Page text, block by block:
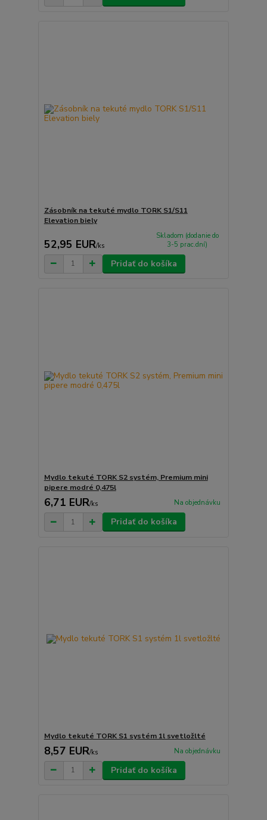
Zásobník na tekuté mydlo TORK S1/S11
Elevation biely
52,95 EUR/ks
Skladom (dodanie do
3-5 prac.dní)
Pridať do košíka
Mydlo tekuté TORK S2 systém, Premium mini
pipere modré 0,475l
6,71 EUR/ks Na objednávku
Pridať do košíka
Mydlo tekuté TORK S1 systém 1l svetložlté
8,57 EUR/ks Na objednávku
Pridať do košíka